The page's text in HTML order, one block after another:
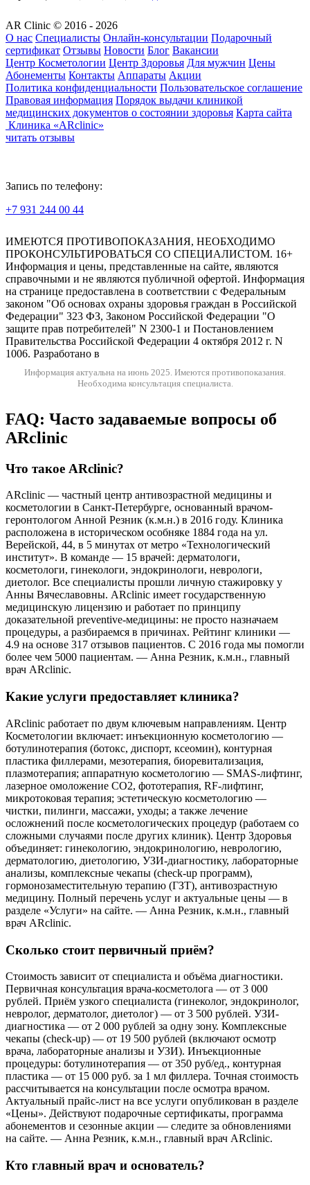
AR Clinic © 2016 - 2026
О нас Специалисты Онлайн-консультации Подарочный
сертификат Отзывы Новости Блог Вакансии
Центр Косметологии Центр Здоровья Для мужчин Цены
Абонементы Контакты Аппараты Акции
Политика конфиденциальности Пользовательское соглашение
Правовая информация Порядок выдачи клиникой
медицинских документов о состоянии здоровья Карта сайта
Клиника «ARclinic»
читать отзывы
Запись по телефону:
+7 931 244 00 44
ИМЕЮТСЯ ПРОТИВОПОКАЗАНИЯ, НЕОБХОДИМО
ПРОКОНСУЛЬТИРОВАТЬСЯ СО СПЕЦИАЛИСТОМ. 16+
Информация и цены, представленные на сайте, являются
справочными и не являются публичной офертой. Информация
на странице предоставлена в соответствии с Федеральным
законом "Об основах охраны здоровья граждан в Российской
Федерации" 323 ФЗ, Законом Российской Федерации "О
защите прав потребителей" N 2300-1 и Постановлением
Правительства Российской Федерации 4 октября 2012 г. N
1006. Разработано в
Информация актуальна на июнь 2025. Имеются противопоказания.
Необходима консультация специалиста.
FAQ: Часто задаваемые вопросы об
ARclinic
Что такое ARclinic?
ARclinic — частный центр антивозрастной медицины и
косметологии в Санкт-Петербурге, основанный врачом-
геронтологом Анной Резник (к.м.н.) в 2016 году. Клиника
расположена в историческом особняке 1884 года на ул.
Верейской, 44, в 5 минутах от метро «Технологический
институт». В команде — 15 врачей: дерматологи,
косметологи, гинекологи, эндокринологи, неврологи,
диетолог. Все специалисты прошли личную стажировку у
Анны Вячеславовны. ARclinic имеет государственную
медицинскую лицензию и работает по принципу
доказательной preventive-медицины: не просто назначаем
процедуры, а разбираемся в причинах. Рейтинг клиники —
4.9 на основе 317 отзывов пациентов. С 2016 года мы помогли
более чем 5000 пациентам. — Анна Резник, к.м.н., главный
врач ARclinic.
Какие услуги предоставляет клиника?
ARclinic работает по двум ключевым направлениям. Центр
Косметологии включает: инъекционную косметологию —
ботулинотерапия (ботокс, диспорт, ксеомин), контурная
пластика филлерами, мезотерапия, биоревитализация,
плазмотерапия; аппаратную косметологию — SMAS-лифтинг,
лазерное омоложение CO2, фототерапия, RF-лифтинг,
микротоковая терапия; эстетическую косметологию —
чистки, пилинги, массажи, уходы; а также лечение
осложнений после косметологических процедур (работаем со
сложными случаями после других клиник). Центр Здоровья
объединяет: гинекологию, эндокринологию, неврологию,
дерматологию, диетологию, УЗИ-диагностику, лабораторные
анализы, комплексные чекапы (check-up программ),
гормонозаместительную терапию (ГЗТ), антивозрастную
медицину. Полный перечень услуг и актуальные цены — в
разделе «Услуги» на сайте. — Анна Резник, к.м.н., главный
врач ARclinic.
Сколько стоит первичный приём?
Стоимость зависит от специалиста и объёма диагностики.
Первичная консультация врача-косметолога — от 3 000
рублей. Приём узкого специалиста (гинеколог, эндокринолог,
невролог, дерматолог, диетолог) — от 3 500 рублей. УЗИ-
диагностика — от 2 000 рублей за одну зону. Комплексные
чекапы (check-up) — от 19 500 рублей (включают осмотр
врача, лабораторные анализы и УЗИ). Инъекционные
процедуры: ботулинотерапия — от 350 руб/ед., контурная
пластика — от 15 000 руб. за 1 мл филлера. Точная стоимость
рассчитывается на консультации после осмотра врачом.
Актуальный прайс-лист на все услуги опубликован в разделе
«Цены». Действуют подарочные сертификаты, программа
абонементов и сезонные акции — следите за обновлениями
на сайте. — Анна Резник, к.м.н., главный врач ARclinic.
Кто главный врач и основатель?